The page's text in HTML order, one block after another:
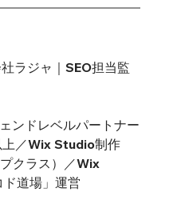
ラジャ｜SEO担当監
ンドレベルパートナー
／Wix Studio制作
クラス）／Wix
道場」運営